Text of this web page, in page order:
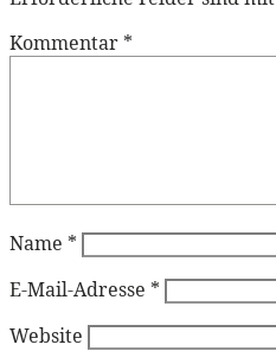
Kommentar *
Name *
E-Mail-Adresse *
Website